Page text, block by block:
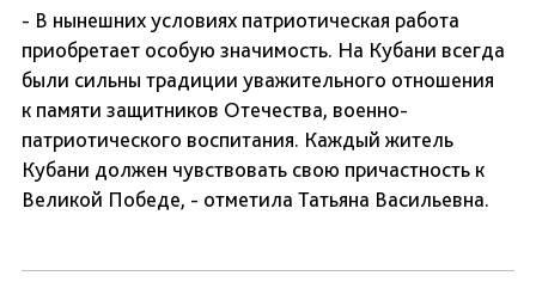
- В нынешних условиях патриотическая работа
приобретает особую значимость. На Кубани всегда
были сильны традиции уважительного отношения
к памяти защитников Отечества, военно-
патриотического воспитания. Каждый житель
Кубани должен чувствовать свою причастность к
Великой Победе, - отметила Татьяна Васильевна.